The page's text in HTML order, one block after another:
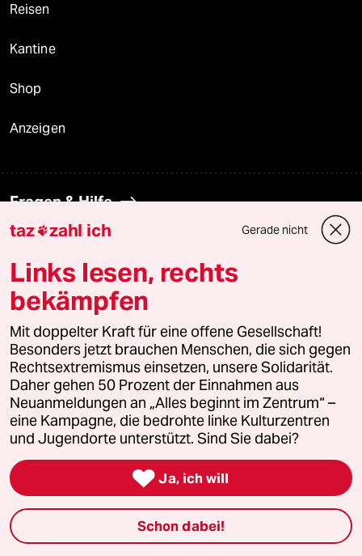
Reisen
Kantine
Shop
Anzeigen
Fragen & Hilfe
Aboservice
ePaper Login
Downloads für Abonnierende
© 2026 taz Verlags und Vertriebs GmbH
Alle Rechte vorbehalten. Bei rechtlichen Fragen oder für Genehmigungen
wenden Sie sich bitte an
lizenzen@taz.de
Feedback Redaktionsstatut Kommune-Richtlinien
taz zahl ich Gerade nicht
Links lesen, rechts
bekämpfen
Mit doppelter Kraft für eine offene Gesellschaft!
Besonders jetzt brauchen Menschen, die sich gegen
Rechtsextremismus einsetzen, unsere Solidarität.
Daher gehen 50 Prozent der Einnahmen aus
Neuanmeldungen an „Alles beginnt im Zentrum“ –
eine Kampagne, die bedrohte linke Kulturzentren
und Jugendorte unterstützt. Sind Sie dabei?
 Ja, ich will
Schon dabei!